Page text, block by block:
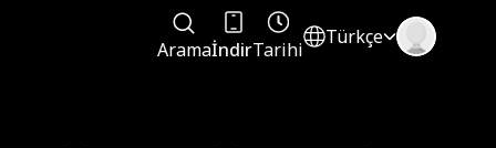
AramaİndirTarihi
Türkçe